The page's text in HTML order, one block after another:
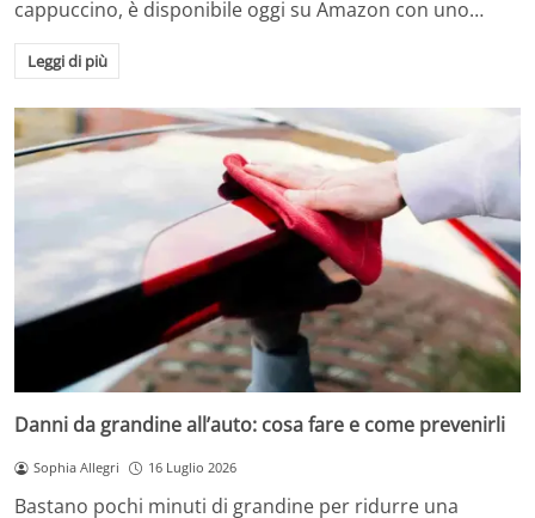
cappuccino, è disponibile oggi su Amazon con uno…
Leggi di più
Danni da grandine all’auto: cosa fare e come prevenirli
Sophia Allegri 16 Luglio 2026
Bastano pochi minuti di grandine per ridurre una